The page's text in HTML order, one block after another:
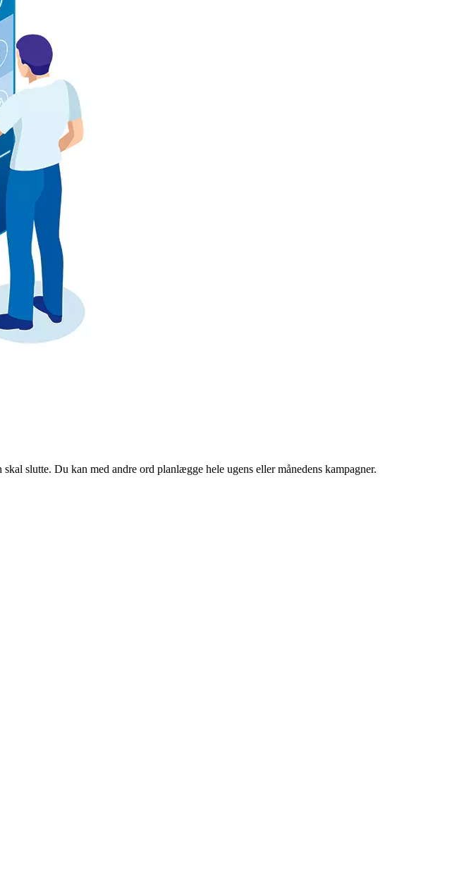
slutte. Du kan med andre ord planlægge hele ugens eller månedens kampagner.